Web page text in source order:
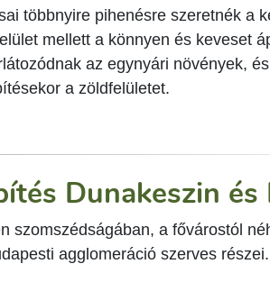
többnyire pihenésre szeretnék a
mellett a könnyen és keveset
az egynyári növények,
a zöldfelületet.
Dunakeszin és
szomszédságában, a fővárostól
agglomeráció szerves részei.